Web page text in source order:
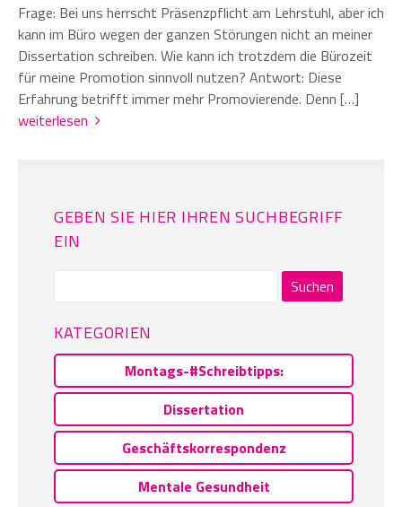
Frage: Bei uns herrscht Präsenzpflicht am Lehrstuhl, aber ich
kann im Büro wegen der ganzen Störungen nicht an meiner
Dissertation schreiben. Wie kann ich trotzdem die Bürozeit
für meine Promotion sinnvoll nutzen? Antwort: Diese
Erfahrung betrifft immer mehr Promovierende. Denn […]
weiterlesen
GEBEN SIE HIER IHREN SUCHBEGRIFF
EIN
KATEGORIEN
Montags-#Schreibtipps:
Dissertation
Geschäftskorrespondenz
Mentale Gesundheit